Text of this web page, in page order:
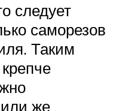
следует
саморезов
Таким
или же